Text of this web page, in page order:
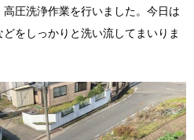
圧洗浄作業を行いました。今日は
をしっかりと洗い流してまいりま